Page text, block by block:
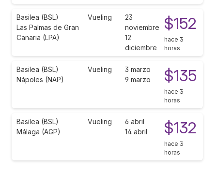
Basilea (BSL)
Las Palmas de Gran
Canaria (LPA)
Vueling
23
noviembre
12
diciembre
$152
hace 3
horas
Basilea (BSL)
Nápoles (NAP)
Vueling
3 marzo
9 marzo
$135
hace 3
horas
Basilea (BSL)
Málaga (AGP)
Vueling
6 abril
14 abril
$132
hace 3
horas